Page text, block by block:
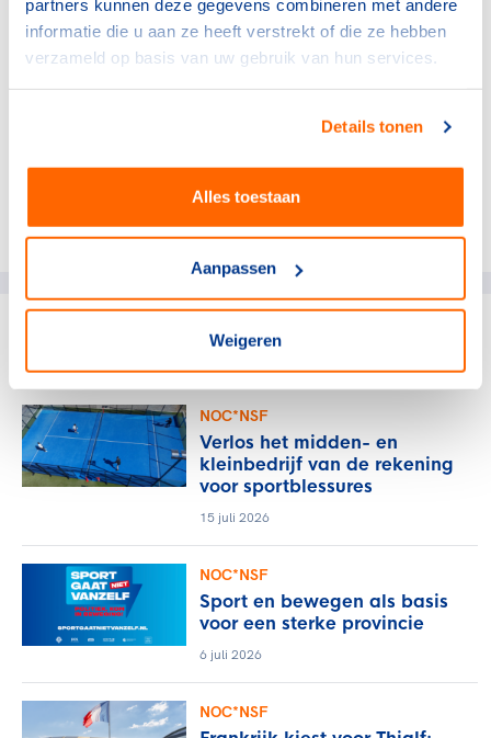
partners kunnen deze gegevens combineren met andere
informatie die u aan ze heeft verstrekt of die ze hebben
verzameld op basis van uw gebruik van hun services.
Details tonen
Alles toestaan
Aanpassen
Weigeren
reacties ontvangen. “De deelnemers zijn enthousiast.
Het zijn mooie groepen en deze mensen weten hoe
belangrijk een goede gezondheid is. Wij vinden het fijn
En uiteraard hopen we dat we er wellicht ook nog een
Deel dit artikel op social media:
gerelateerde artikelen
NOC*NSF
Verlos het midden- en
kleinbedrijf van de rekening
voor sportblessures
15 juli 2026
NOC*NSF
Sport en bewegen als basis
voor een sterke provincie
6 juli 2026
NOC*NSF